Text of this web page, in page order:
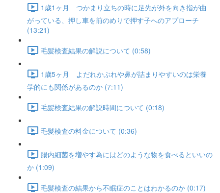
1歳1ヶ月 つかまり立ちの時に足先が外を向き指が曲
がっている、押し車を前のめりで押す子へのアプローチ
(13:21)
毛髪検査結果の解説について (0:58)
1歳5ヶ月 よだれかぶれや鼻が詰まりやすいのは栄養
学的にも関係があるのか (7:11)
毛髪検査結果の解説時間について (0:18)
毛髪検査の料金について (0:36)
腸内細菌を増やす為にはどのような物を食べるといいの
か (1:09)
毛髪検査の結果から不眠症のことはわかるのか (0:17)